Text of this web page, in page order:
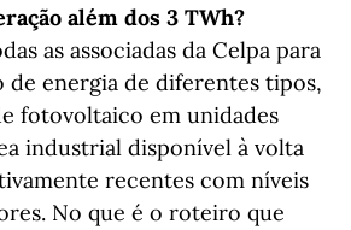
além dos 3 TWh?
as associadas da Celpa para
de energia de diferentes tipos,
fotovoltaico em unidades
industrial disponível à volta
recentes com níveis
No que é o roteiro que